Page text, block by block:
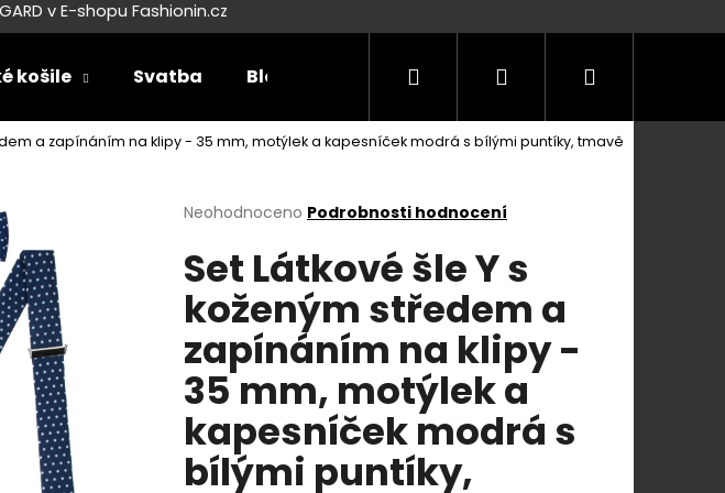
v E-shopu Fashionin.cz
košile Svatba Blog Příležitosti Velikostní tabulky
Hledat PřihlášeníNákupní
a zapínáním na klipy - 35 mm, motýlek a kapesníček modrá s bílými puntíky, tmavě
Průměrné
produktu
je
0,0
5
hvězdiček.
Neohodnoceno Podrobnosti hodnocení
Set Látkové šle Y s
koženým středem a
zapínáním na klipy -
35 mm, motýlek a
kapesníček modrá s
bílými puntíky,
SET LÁTKOVÉ ŠLE Y S KOŽENÝM